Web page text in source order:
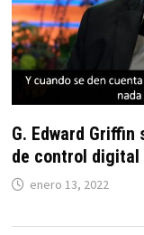
G. Edward
de control digital
enero 13, 2022